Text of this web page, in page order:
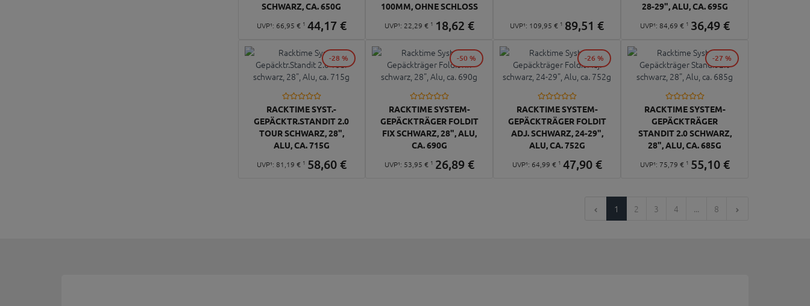
SCHWARZ, CA. 650G
UVP¹: 66, 95 € 1 44,17€
100MM, OHNE SCHLOSS
UVP¹: 22, 29 € 1 18,62 € UVP¹: 109, 95 € 1 89,51 €
28-29", ALU, CA. 695G
UVP¹: 84, 69 € 1 36,49 €
RACKTIME SYST.-
GEPÄCKTR.STANDIT 2.0
TOUR SCHWARZ, 28",
ALU, CA. 715G
UVP¹: 81, 19 € 1 58,60€
-28 %
RACKTIME SYSTEM-
GEPÄCKTRÄGER FOLDIT
FIX SCHWARZ, 28", ALU,
CA. 690G
UVP¹: 53, 95 € 1 26,89€
-50 %
RACKTIME SYSTEM-
GEPÄCKTRÄGER FOLDIT
ADJ. SCHWARZ, 24-29",
ALU, CA. 752G
UVP¹: 64, 99 € 1 47,90 €
-26 %
RACKTIME SYSTEM-
GEPÄCKTRÄGER
STANDIT 2.0 SCHWARZ,
28", ALU, CA. 685G
UVP¹: 75, 79 € 1 55,10 €
-27 %
1 2 3 4 ... 8